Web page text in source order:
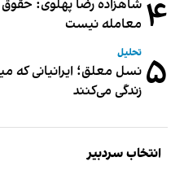
۴ شاهزاده رضا پهلوی: حقوق
معامله نیست
۵ تحلیل
نسل معلق؛ ایرانیانی که
زندگی می‌کنند
انتخاب سردبیر